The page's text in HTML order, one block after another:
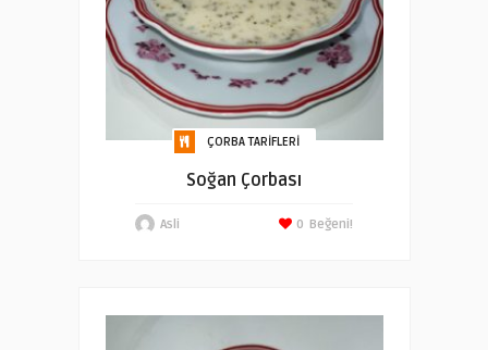
ÇORBA TARIFLERI
Soğan Çorbası
Asli Beğeni!
0